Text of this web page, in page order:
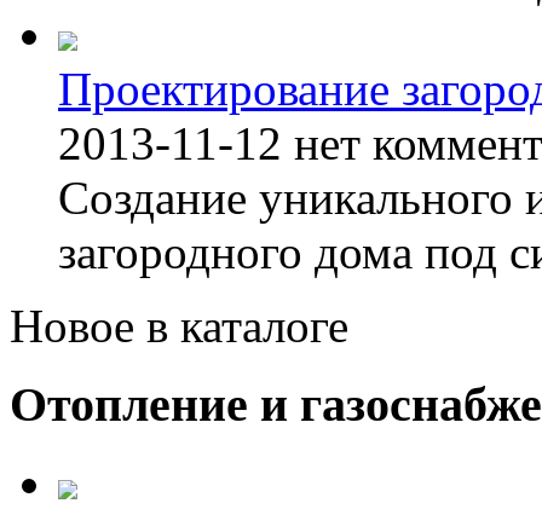
Проектирование
2013-11-12 нет
Создание уникального
загородного дома под
Новое в каталоге
Отопление и